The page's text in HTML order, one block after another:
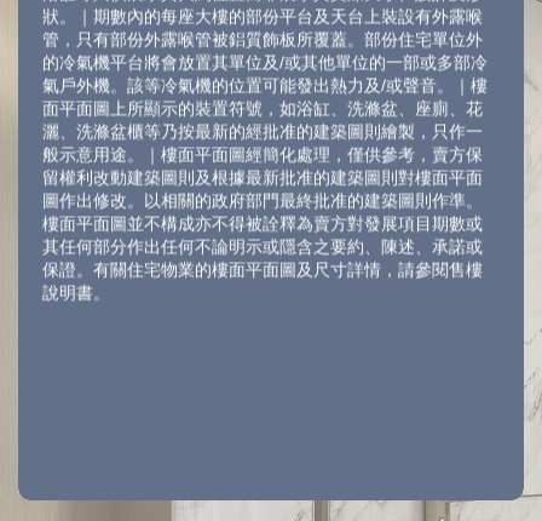
狀。｜期數內的每座大樓的部份平台及天台上裝設有外露喉
管，只有部份外露喉管被鋁質飾板所覆蓋。部份住宅單位外
的冷氣機平台將會放置其單位及/或其他單位的一部或多部冷
氣戶外機。該等冷氣機的位置可能發出熱力及/或聲音。｜樓
面平面圖上所顯示的裝置符號，如浴缸、洗滌盆、座廁、花
灑、洗滌盆櫃等乃按最新的經批准的建築圖則繪製，只作一
般示意用途。｜樓面平面圖經簡化處理，僅供參考，賣方保
留權利改動建築圖則及根據最新批准的建築圖則對樓面平面
圖作出修改。以相關的政府部門最終批准的建築圖則作準。
樓面平面圖並不構成亦不得被詮釋為賣方對發展項目期數或
其任何部分作出任何不論明示或隱含之要約、陳述、承諾或
保證。有關住宅物業的樓面平面圖及尺寸詳情，請參閱售樓
說明書。